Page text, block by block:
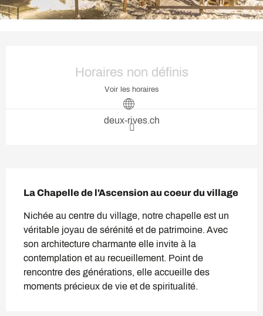
Horaires non définis
Voir les horaires
deux-rives.ch
La Chapelle de l'Ascension au coeur du village
Nichée au centre du village, notre chapelle est un
véritable joyau de sérénité et de patrimoine. Avec
son architecture charmante elle invite à la
contemplation et au recueillement. Point de
rencontre des générations, elle accueille des
moments précieux de vie et de spiritualité.